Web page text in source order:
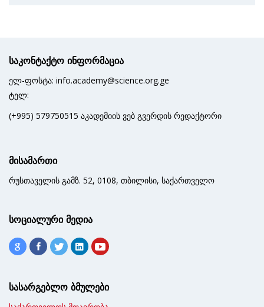
საკონტაქტო ინფორმაცია
ელ-ფოსტა: info.academy@science.org.ge
ტელ:
(+995) 579750515 აკადემიის ვებ გვერდის რედაქტორი
მისამართი
რუსთაველის გამზ. 52, 0108, თბილისი, საქართველო
სოციალური მედია
სასარგებლო ბმულები